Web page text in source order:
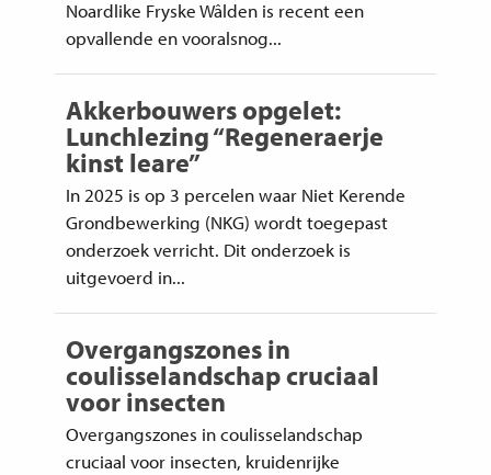
Noardlike Fryske Wâlden is recent een
opvallende en vooralsnog...
Akkerbouwers opgelet:
Lunchlezing “Regeneraerje
kinst leare”
In 2025 is op 3 percelen waar Niet Kerende
Grondbewerking (NKG) wordt toegepast
onderzoek verricht. Dit onderzoek is
uitgevoerd in...
Overgangszones in
coulisselandschap cruciaal
voor insecten
Overgangszones in coulisselandschap
cruciaal voor insecten, kruidenrijke